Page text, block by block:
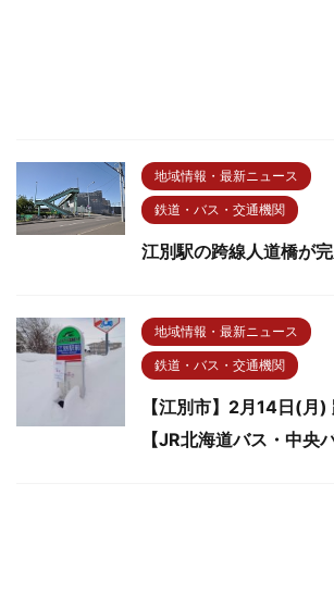
地域情報・最新ニュース
鉄道・バス・交通機関
江別駅の跨線人道橋が
地域情報・最新ニュース
鉄道・バス・交通機関
【江別市】2月14日(月
【JR北海道バス・中央